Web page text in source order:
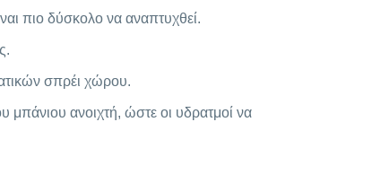
πιο δύσκολο να αναπτυχθεί.
σπρέι χώρου.
μπάνιου ανοιχτή, ώστε οι υδρατμοί να